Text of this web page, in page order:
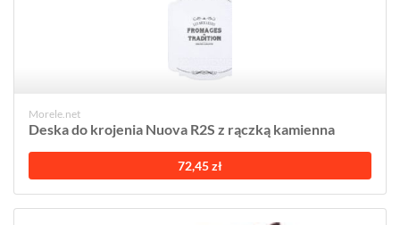
Morele.net
Deska do krojenia Nuova R2S z rączką kamienna
72,45 zł